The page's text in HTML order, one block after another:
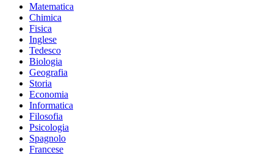
Matematica
Chimica
Fisica
Inglese
Tedesco
Biologia
Geografia
Storia
Economia
Informatica
Filosofia
Psicologia
Spagnolo
Francese